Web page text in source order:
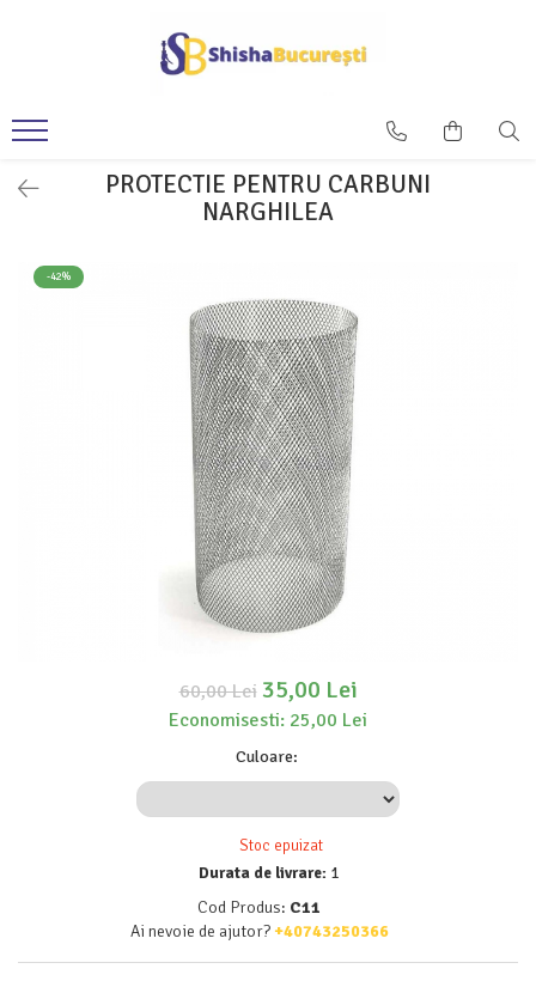
PROTECTIE PENTRU CARBUNI
NARGHILEA
-42%
60,00 Lei 35,00 Lei
Economisesti: 25,00 Lei
Culoare:
Stoc epuizat
Durata de livrare: 1
Cod Produs: C11
Ai nevoie de ajutor? +40743250366